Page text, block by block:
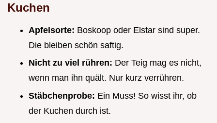
Kuchen
Apfelsorte: Boskoop oder Elstar sind super.
Die bleiben schön saftig.
Nicht zu viel rühren: Der Teig mag es nicht,
wenn man ihn quält. Nur kurz verrühren.
Stäbchenprobe: Ein Muss! So wisst ihr, ob
der Kuchen durch ist.